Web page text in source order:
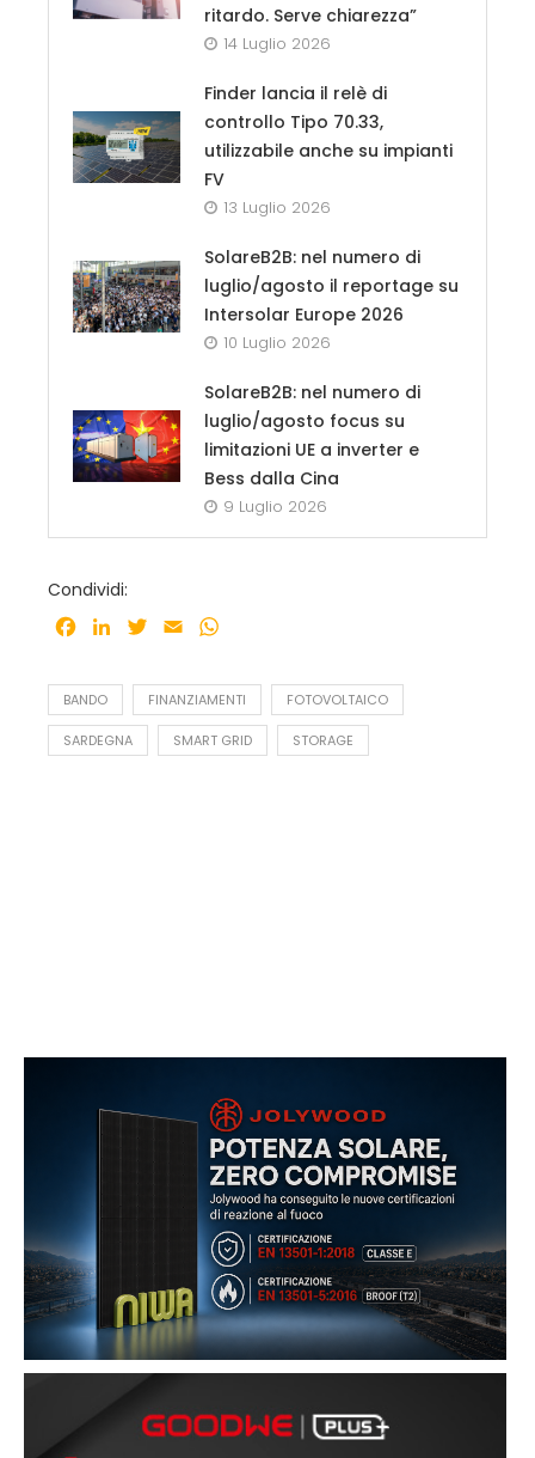
ritardo. Serve chiarezza”
14 Luglio 2026
Finder lancia il relè di
controllo Tipo 70.33,
utilizzabile anche su impianti
FV
13 Luglio 2026
SolareB2B: nel numero di
luglio/agosto il reportage su
Intersolar Europe 2026
10 Luglio 2026
SolareB2B: nel numero di
luglio/agosto focus su
limitazioni UE a inverter e
Bess dalla Cina
9 Luglio 2026
Condividi:
Facebook
LinkedInTwitter
Email
BANDO FINANZIAMENTI FOTOVOLTAICO
SARDEGNA SMART GRID STORAGE